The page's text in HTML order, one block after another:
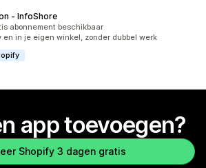
‑ InfoShore
totaal
abonnement beschikbaar
en in je eigen winkel, zonder dubbel werk
app toevoegen?
Shopify 3 dagen gratis